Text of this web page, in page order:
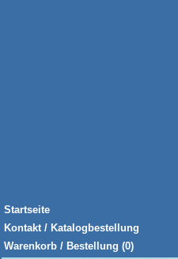
Startseite
Kontakt / Katalogbestellung
Warenkorb / Bestellung (0)